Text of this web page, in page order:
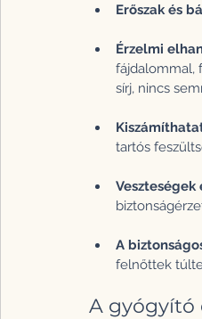
Erőszak és
Érzelmi
fájdalommal,
sírj, nincs
tartós
Veszteségek
A
felnőttek
A gyógyító